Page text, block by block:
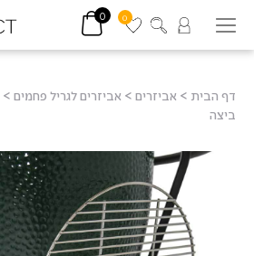
0
0
דף הבית > אביזרים > אביזרים לגריל פחמים >
ביצה